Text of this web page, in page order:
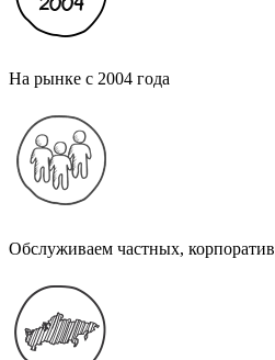
На рынке с 2004 года
Обслуживаем частных,